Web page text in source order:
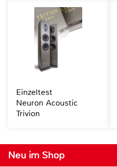
Neu im Shop
Einzeltest
Neuron Acoustic
Trivion